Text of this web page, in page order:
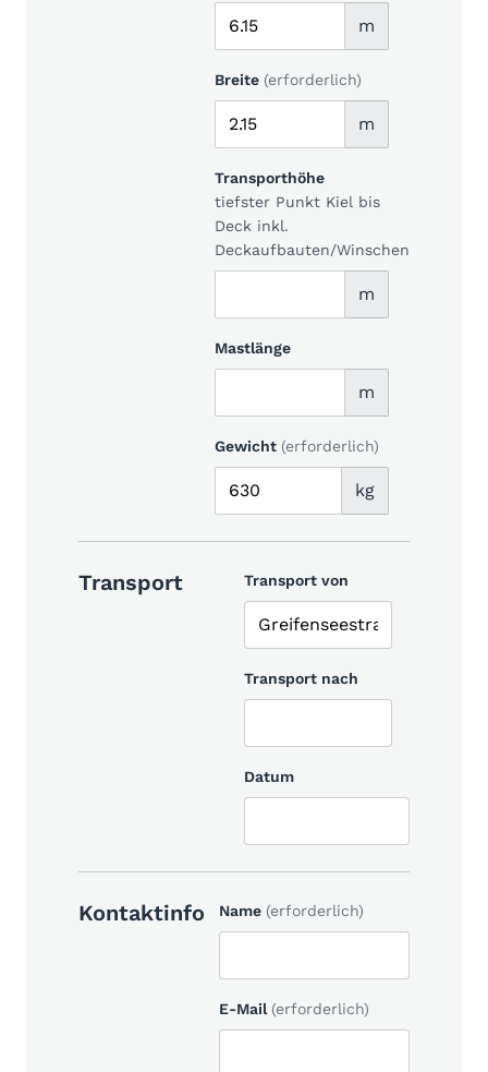
m
Breite (erforderlich)
m
Transporthöhe
tiefster Punkt Kiel bis
Deck inkl.
Deckaufbauten/Winschen
m
Mastlänge
m
Gewicht (erforderlich)
kg
Transport Transport von
Transport nach
Datum
Kontaktinfo Name (erforderlich)
E-Mail (erforderlich)